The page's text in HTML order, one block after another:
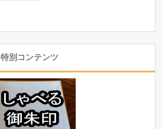
特別コンテンツ